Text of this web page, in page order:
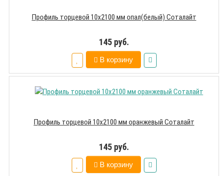
Профиль торцевой 10х2100 мм опал(белый) Соталайт
145 руб.
В корзину
Профиль торцевой 10х2100 мм оранжевый Соталайт
145 руб.
В корзину